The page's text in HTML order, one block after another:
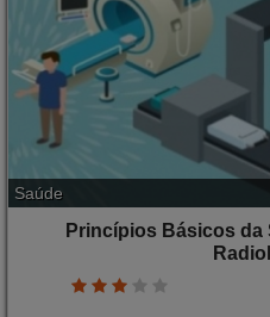
Saúde
Princípios Básicos da